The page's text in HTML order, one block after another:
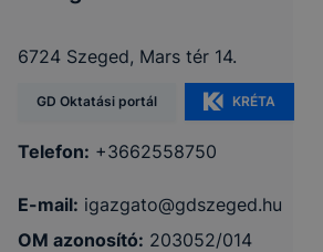
6724 Szeged, Mars tér 14.
GD Oktatási portál KRÉTA
Telefon: +3662558750
E-mail: igazgato@gdszeged.hu
OM azonosító: 203052/014